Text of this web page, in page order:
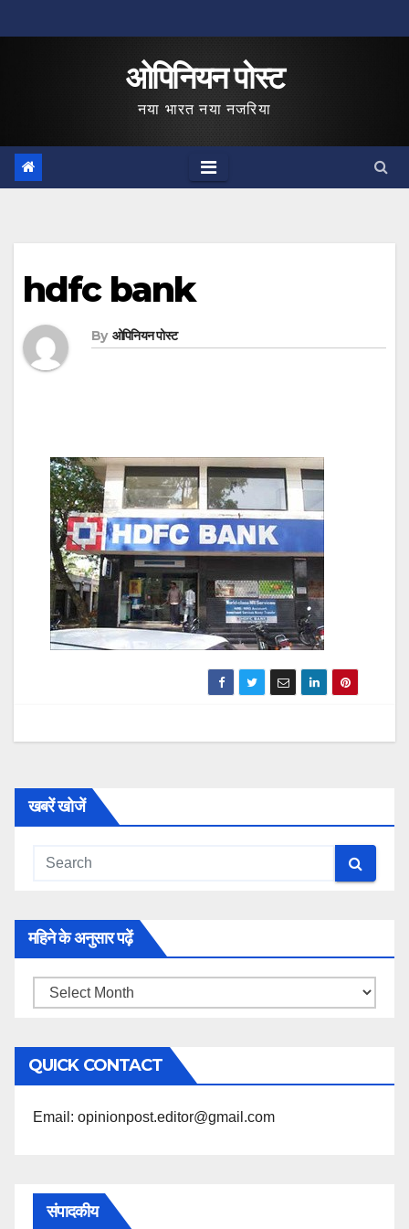
to
ओपिनियन पोस्ट
नया भारत नया नजरिया
hdfc bank
By ओपिनियन पोस्ट
खबरें खोजें
महिने के अनुसार पढ़ें
महिने
अनुसार
पढ़ें
QUICK CONTACT
Email: opinionpost.editor@gmail.com
संपादकीय